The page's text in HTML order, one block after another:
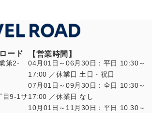
ード
第2-
目9-1サ
【営業時間】
04月01日～06月30日：平日 10:30～
17:00 ／休業日 土日・祝日
07月01日～09月30日：全日 10:30～
17:00 ／休業日 なし
10月01日～11月30日：平日 10:30～